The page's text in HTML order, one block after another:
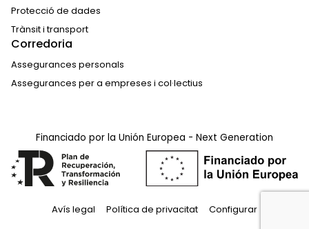
Protecció de dades
Trànsit i transport
Corredoria
Assegurances personals
Assegurances per a empreses i col·lectius
Financiado por la Unión Europea - Next Generation
Avís legal Política de privacitat Configurar